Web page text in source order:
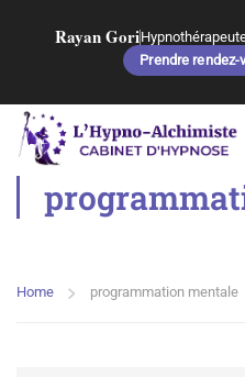
Rayan Gori
Prendre rendez-
Home programmation mentale